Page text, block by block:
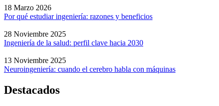
18 Marzo 2026
Por qué estudiar ingeniería: razones y beneficios
28 Noviembre 2025
Ingeniería de la salud: perfil clave hacia 2030
13 Noviembre 2025
Neuroingeniería: cuando el cerebro habla con máquinas
Destacados